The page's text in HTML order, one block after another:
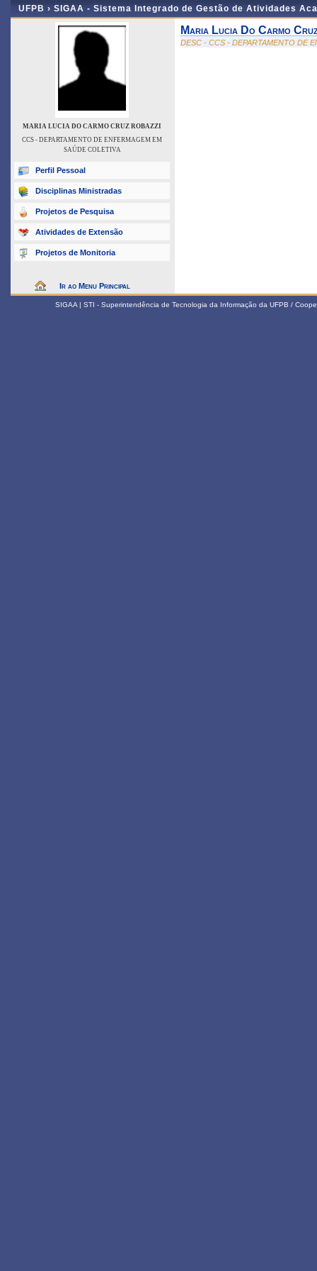
UFPB › SIGAA - Sistema Integrado de Gestão de Atividades
MARIA LUCIA DO CARMO CRUZ ROBAZZI
CCS - DEPARTAMENTO DE ENFERMAGEM EM
SAÚDE COLETIVA
Perfil Pessoal
Disciplinas Ministradas
Projetos de Pesquisa
Atividades de Extensão
Projetos de Monitoria
Ir ao Menu Principal
Maria Lucia Do Carmo
DESC - CCS - DEPARTAMENTO DE
SIGAA | STI - Superintendência de Tecnologia da Informação da UFPB /